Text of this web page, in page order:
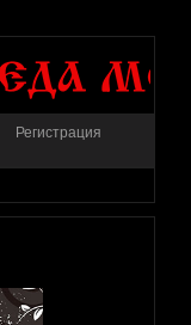
Регистрация